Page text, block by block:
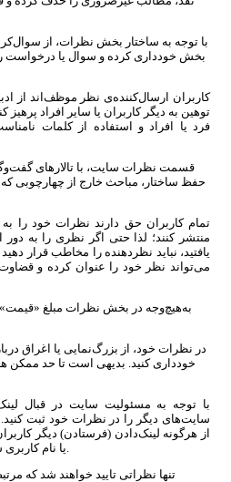
با توجه به ساختار بخش نظرات، از
بخش خودداری کرده و سوال یا
کاربران ارسال‌کننده‌ی نظر موظف‌اند از
توهین به دیگر کاربران یا سایر افراد
فرد یا افراد و استفاده از کلمات
قسمت نظرات سایت، با تالارهای
حفظ ساختار، مباحث خارج از چهارچوبی
تمام کاربران حق دارند نظرات خود را
منتشر کنند؛ لذا حتی اگر نظری را به دور
یافتید، نباید نظردهنده را مخاطب قرار دهید
می‌تواند نظر خود را عنوان کرده و قضاوت
به‌هیچ‌وجه در بخش نظرات مبلغ «قیمت»
در نظرات خود، از بزرگ‌نمایی یا اغراق
خودداری کنید. بدیهی است تا حد ممکن
با توجه به مسئولیت سایت در قبال
سایت‌های دیگر را در نظرات خود ثبت
از هرگونه لینک‌دادن (فرستادن) دیگر
تنها نظراتی تایید خواهند شد که